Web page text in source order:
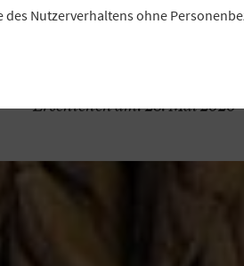
Lebensmittel wird.
Erschienen am: 28. Mai 2026
des Nutzerverhaltens ohne